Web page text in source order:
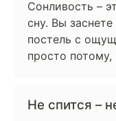
Сонливость –
сну. Вы
постель с
просто
Не спится –